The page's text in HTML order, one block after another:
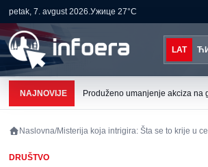
petak, 7. avgust 2026.Ужице 27°C
LAT
NAJNOVIJE Produženo umanjenje akciza na
Naslovna/Misterija koja intrigira: Šta se to krije u
DRUŠTVO